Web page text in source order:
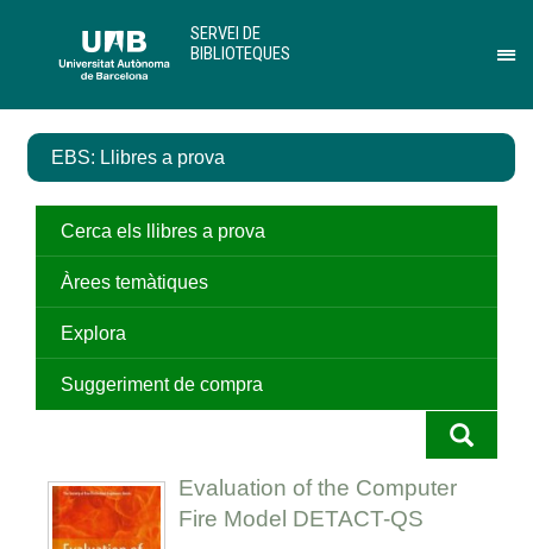
contingut
el
de
SERVEI DE
BIBLIOTEQUES
EBS: Llibres a prova
Cerca els llibres a prova
Àrees temàtiques
Explora
Suggeriment de compra
Evaluation of the Computer
Fire Model DETACT-QS